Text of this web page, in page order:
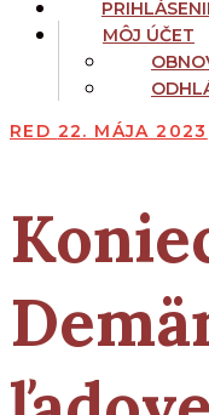
MÔJ ÚČET
RED 22. MÁJA 2023